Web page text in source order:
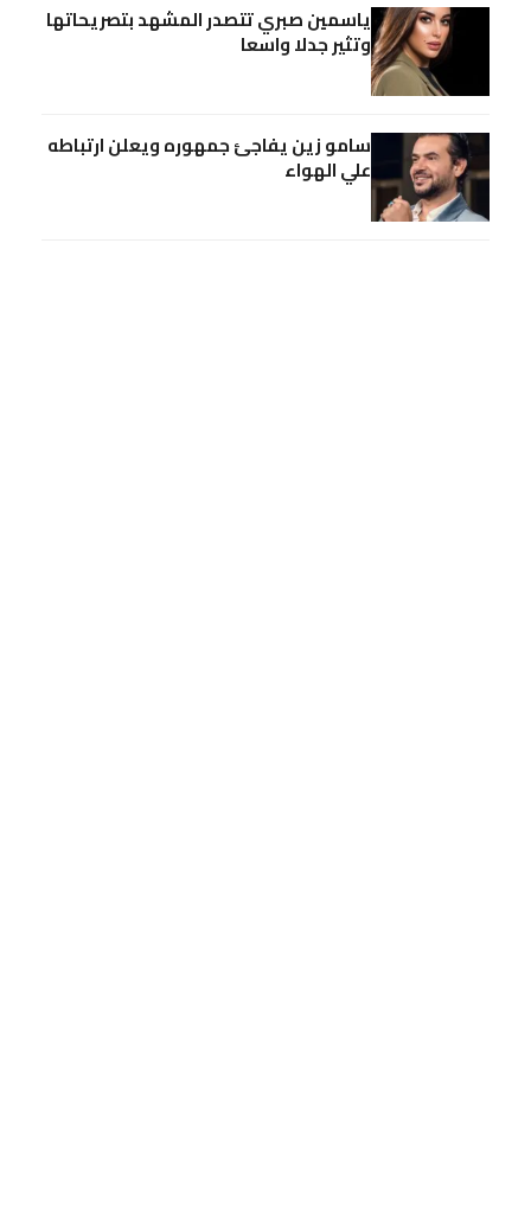
ياسمين صبري تتصدر المشهد بتصريحاتها
وتثير جدلا واسعا
سامو زين يفاجئ جمهوره ويعلن ارتباطه
علي الهواء